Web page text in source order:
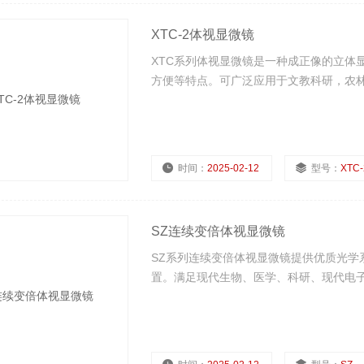
XTC-2体视显微镜
XTC系列体视显微镜是一种成正像的立体
方便等特点。可广泛应用于文教科研，农
时间： 2025-02-12 型号：
SZ连续变倍体视显微镜
SZ系列连续变倍体视显微镜提供优质光
置。满足现代生物、医学、科研、现代电